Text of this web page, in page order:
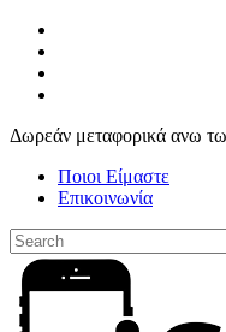
Skip
main
content
Δωρεάν μεταφορικά ανω
Ποιοι Είμαστε
Επικοινωνία
Close
Search